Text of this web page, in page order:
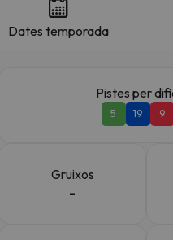
Dates temporada
Pistes per
5 19 9
Gruixos
-